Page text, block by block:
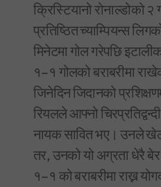
क्रिस्टियानो रोनाल्डोको
प्रतिष्ठित च्याम्पियन्स
मिनेटमा गोल गरेपछि
१–१ गोलको बराबरीमा
जिनेदिन जिदानको
रियलले आफ्नो
नायक सावित भए। उनले
तर, उनको यो अग्रता धेरै
१–१ को बराबरीमा राख्न